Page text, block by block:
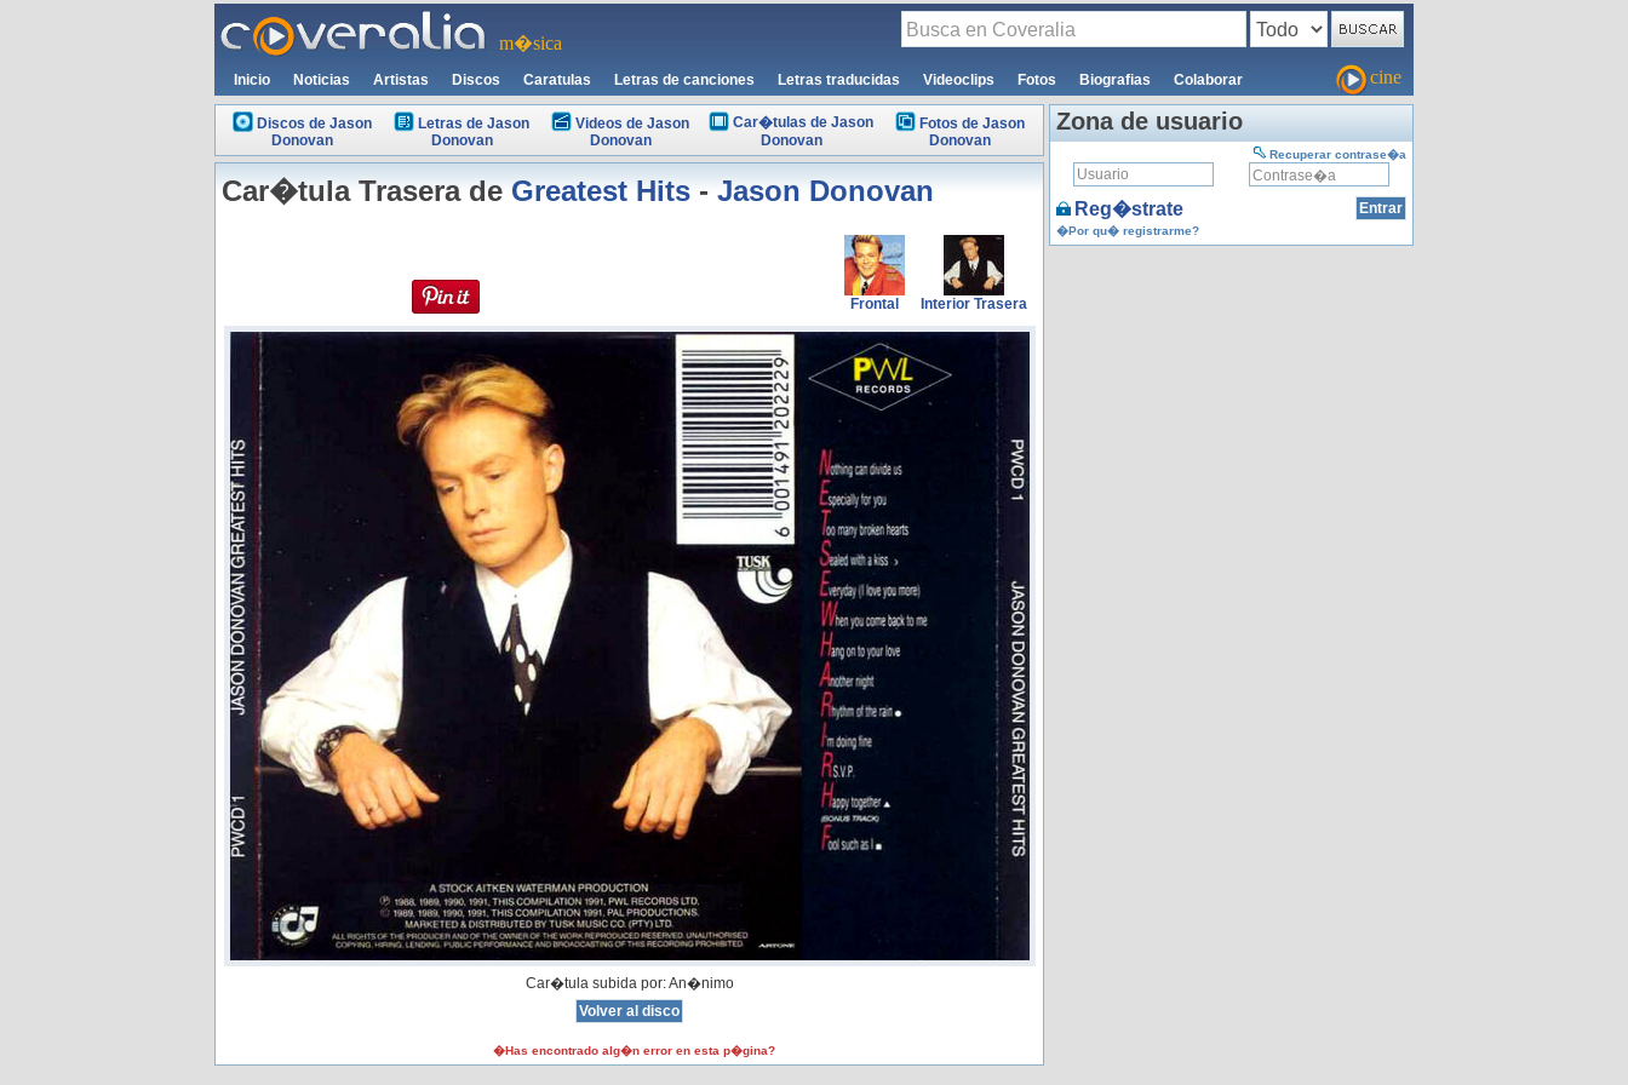
m�sica
Inicio Noticias Artistas Discos Caratulas Letras de canciones Letras traducidas Videoclips Fotos Biografias Colaborar cine
Discos de Jason
Donovan
Letras de Jason
Donovan
Videos de Jason
Donovan
Car�tulas de Jason
Donovan
Fotos de Jason
Donovan
Car�tula Trasera de Greatest Hits - Jason Donovan
Frontal Interior Trasera
Car�tula subida por: An�nimo
�Has encontrado alg�n error en esta p�gina?
Zona de usuario
Recuperar contrase�a
Reg�strate
�Por qu� registrarme?